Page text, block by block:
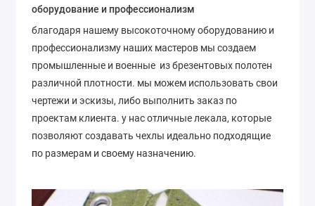
оборудование и профессионализм
благодаря нашему высокоточному оборудованию и
профессионализму наших мастеров мы создаем
промышленные и военные из брезентовых полотен
различной плотности. мы можем использовать свои
чертежи и эскизы, либо выполнить заказ по
проектам клиента. у нас отличные лекала, которые
позволяют создавать чехлы идеально подходящие
по размерам и своему назначению.